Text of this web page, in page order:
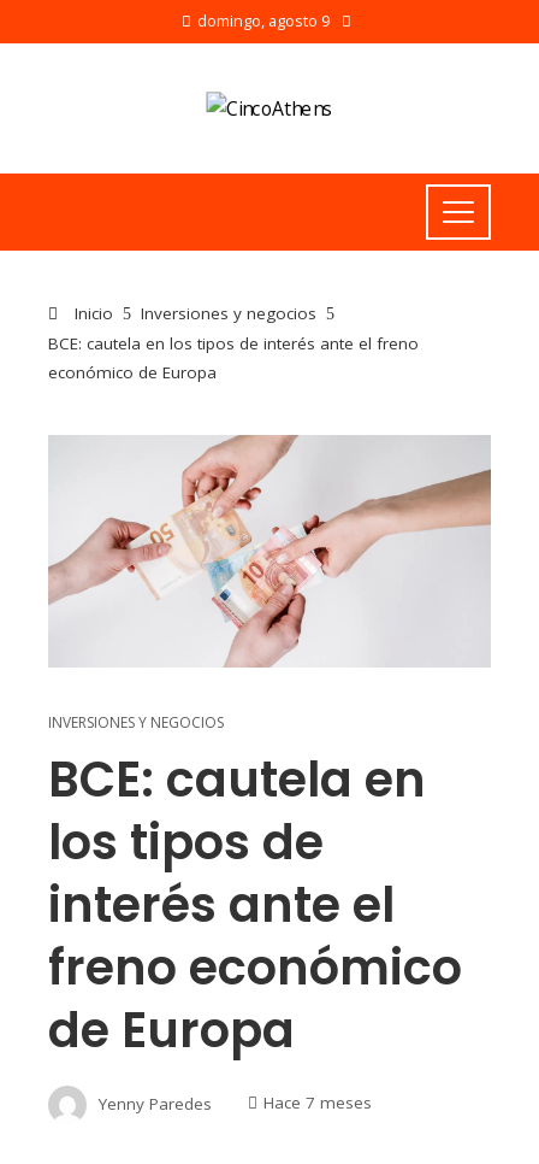
domingo, agosto 9
Inicio
Inversiones y negocios
BCE: cautela en los tipos de interés ante el freno
económico de Europa
INVERSIONES Y NEGOCIOS
BCE: cautela en
los tipos de
interés ante el
freno económico
de Europa
Yenny Paredes Hace 7 meses